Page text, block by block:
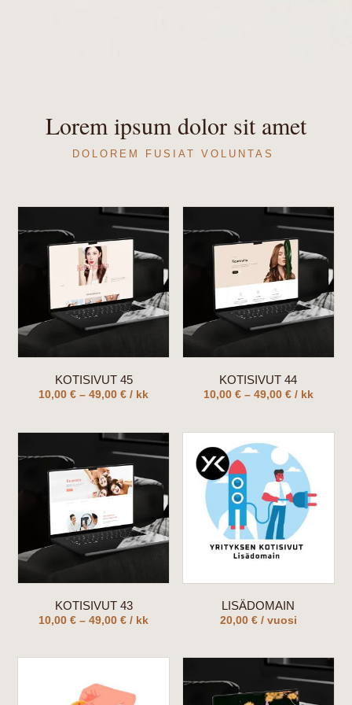
Lorem ipsum dolor sit amet
DOLOREM FUSIAT VOLUNTAS
KOTISIVUT 45
10,00€ – 49,00€Hintaluokka: 10,00 € - 49,00 €
/ kk
KOTISIVUT 44
10,00 € – 49,00 €Hintaluokka: 10,00 € - 49,00 €
/ kk
KOTISIVUT 43
10,00€ – 49,00€Hintaluokka: 10,00 € - 49,00 €
/ kk
LISÄDOMAIN
20,00 €/ vuosi